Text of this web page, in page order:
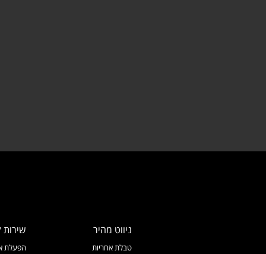
ניווט מהיר
טבלת אחריות
שירות
הפעלת